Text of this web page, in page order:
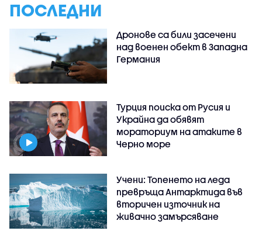
ПОСЛЕДНИ
Дронове са били засечени
над военен обект в Западна
Германия
Турция поиска от Русия и
Украйна да обявят
мораториум на атаките в
Черно море
Учени: Топенето на леда
превръща Антарктида във
вторичен източник на
живачно замърсяване